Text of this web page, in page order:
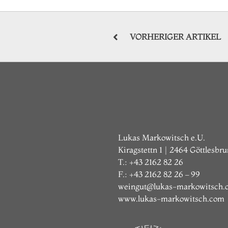
VORHERIGER ARTIKEL
Lukas Markowitsch e.U.
Kiragstettn 1 | 2464
T.: +43 2162 82 26
F.: +43 2162 82 26 – 99
weingut@lukas-
www.lukas-markowitsch.com